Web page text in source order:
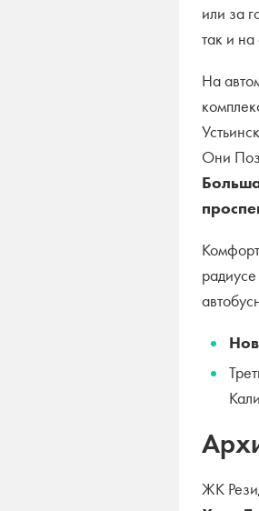
или за
так и
На
Они
ЖК